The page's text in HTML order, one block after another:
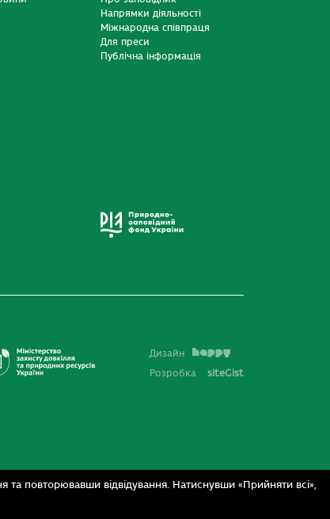
повторювавши відвідування. Натиснувши «Прийняти всі»,
Напрямки діяльності
Міжнародна співпраця
Для преси
Публічна інформація
Дизайн
Розробка
siteGist